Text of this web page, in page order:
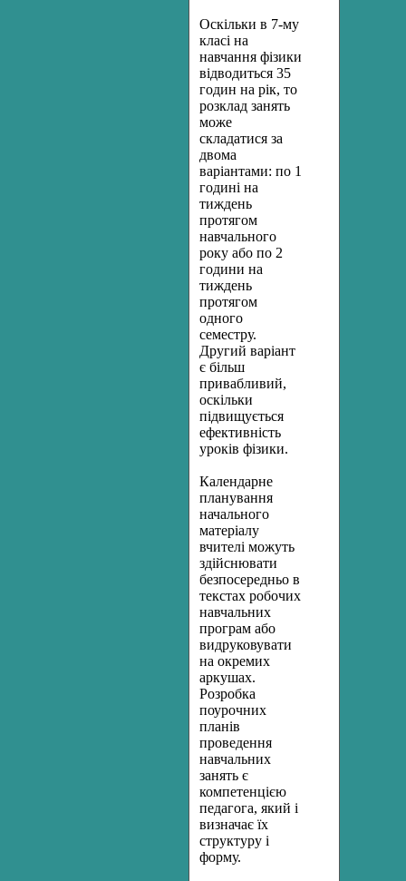
Оскільки в 7-му
класі на
навчання фізики
відводиться 35
годин на рік, то
розклад занять
може
складатися за
двома
варіантами: по 1
годині на
тиждень
протягом
навчального
року або по 2
години на
тиждень
протягом
одного
семестру.
Другий варіант
є більш
привабливий,
оскільки
підвищується
ефективність
уроків фізики.
Календарне
планування
начального
матеріалу
вчителі можуть
здійснювати
безпосередньо в
текстах робочих
навчальних
програм або
видруковувати
на окремих
аркушах.
Розробка
поурочних
планів
проведення
навчальних
занять є
компетенцією
педагога, який і
визначає їх
структуру і
форму.